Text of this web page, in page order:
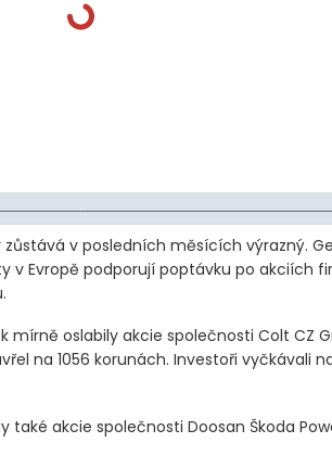
v posledních měsících výrazný.
Evropě podporují poptávku po akciích
mírně oslabily akcie společnosti Colt CZ
na 1056 korunách. Investoři vyčkávali